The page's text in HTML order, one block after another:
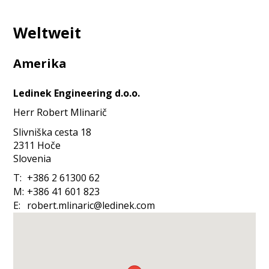
Weltweit
Amerika
Ledinek Engineering d.o.o.
Herr Robert Mlinarič
Slivniška cesta 18
2311 Hoče
Slovenia
T: +386 2 61300 62
M: +386 41 601 823
E: robert.mlinaric@ledinek.com